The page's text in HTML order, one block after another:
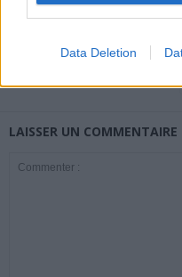
Data Deletion
Santé
Canicule : les conseils
éviter le danger
Santé
Éclipse
lunettes
LAISSER UN COMMENTAIRE